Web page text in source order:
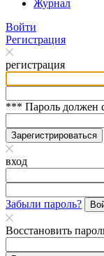
Журнал
Войти
Регистрация
регистрация
*** Пароль должен
Зарегистрироваться
вход
Забыли пароль?
Восстановить